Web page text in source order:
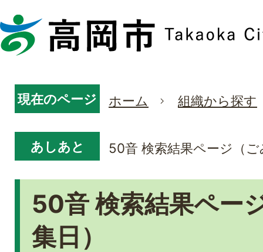
現在のページ ホーム 組織から探す
あしあと 50音 検索結果ページ（
50音 検索結果ペー
集日）